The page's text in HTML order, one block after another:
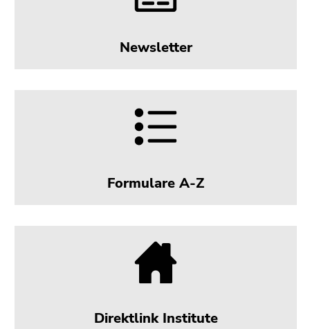
Newsletter
Formulare A-Z
Direktlink Institute